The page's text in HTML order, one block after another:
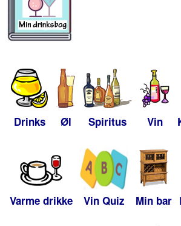
Drinks Øl Spiritus Vin
Varme drikke Vin Quiz Min bar